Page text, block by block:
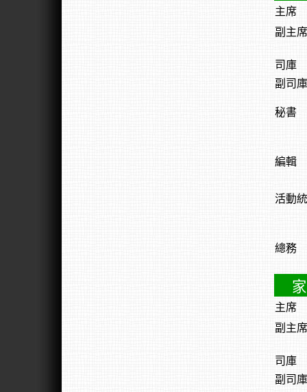
主席
副主席
司庫
副司庫
秘書
編輯
活動
總務
主席
副主席
司庫
副司庫